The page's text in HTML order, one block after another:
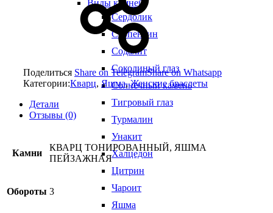
Виды камней
Сердолик
Серпентин
Содалит
Соколиный глаз
Солнечный камень
Тигровый глаз
Турмалин
Унакит
Халцедон
Цитрин
Чароит
Яшма
Поделиться Share on TelegramShare on Whatsapp
Категории:Кварц, Яшма,Женские браслеты
Детали
Отзывы (0)
Камни
КВАРЦ ТОНИРОВАННЫЙ, ЯШМА
ПЕЙЗАЖНАЯ
Обороты 3